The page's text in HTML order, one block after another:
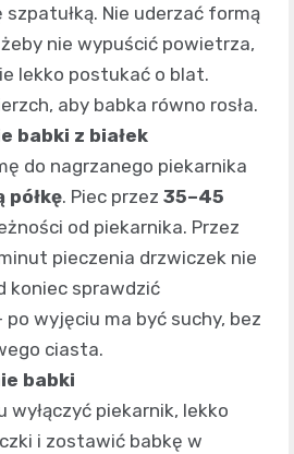
Nie uderzać formą
nie wypuścić powietrza,
lekko postukać o blat.
aby babka równo rosła.
babki z białek
do nagrzanego piekarnika
półkę. Piec przez 35–45
od piekarnika. Przez
pieczenia drzwiczek nie
koniec sprawdzić
po wyjęciu ma być suchy, bez
ciasta.
babki
wyłączyć piekarnik, lekko
i zostawić babkę w